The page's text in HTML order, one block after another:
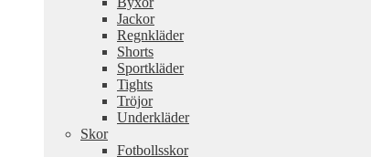
Jackor
Regnkläder
Shorts
Sportkläder
Tights
Tröjor
Underkläder
Skor
Fotbollsskor